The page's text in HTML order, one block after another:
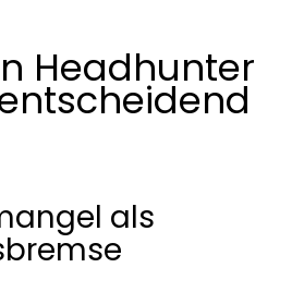
Headhunter
als